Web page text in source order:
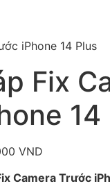
iPhone 14 Plus
Fix
14
VND
Camera Trước